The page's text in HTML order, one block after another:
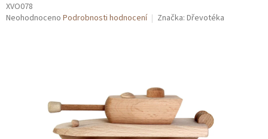
XVO078
Průměrné
Neohodnoceno Podrobnosti hodnocení Značka: Dřevotéka